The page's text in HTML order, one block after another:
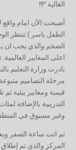
الغالية “!!!
أصبحت الآن امام واقع
الطفل ياسر ) تنتظر
الضخم والذي يجب ان
اعلى المعايير
بادرت وزارة التعليم
مرحلة التصاميم
قيمية ومعايير بيئية ثم
التدريبية بالإضافة
وغير مسبوق في
ثم اتت ساعة الصفر
المركز والذي تم